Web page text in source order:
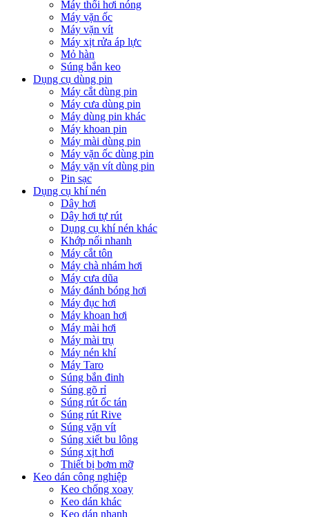
Máy thổi hơi nóng
Máy vặn ốc
Máy vặn vít
Máy xịt rửa áp lực
Mỏ hàn
Súng bắn keo
Dụng cụ dùng pin
Máy cắt dùng pin
Máy cưa dùng pin
Máy dùng pin khác
Máy khoan pin
Máy mài dùng pin
Máy vặn ốc dùng pin
Máy vặn vít dùng pin
Pin sạc
Dụng cụ khí nén
Dây hơi
Dây hơi tự rút
Dụng cụ khí nén khác
Khớp nối nhanh
Máy cắt tôn
Máy chà nhám hơi
Máy cưa dũa
Máy đánh bóng hơi
Máy đục hơi
Máy khoan hơi
Máy mài hơi
Máy mài trụ
Máy nén khí
Máy Taro
Súng bắn đinh
Súng gõ rỉ
Súng rút ốc tán
Súng rút Rive
Súng vặn vít
Súng xiết bu lông
Súng xịt hơi
Thiết bị bơm mỡ
Keo dán công nghiệp
Keo chống xoay
Keo dán khác
Keo dán nhanh